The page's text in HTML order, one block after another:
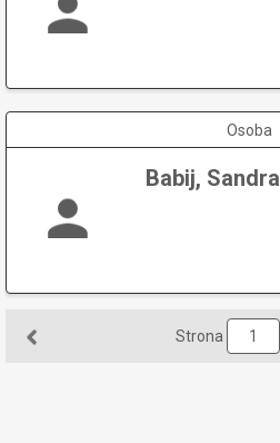
Osoba
Babij, Sandra
Strona